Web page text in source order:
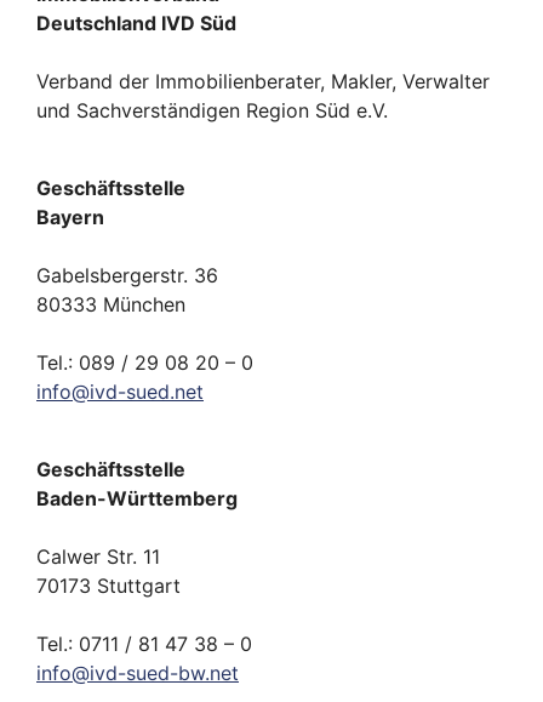
Deutschland IVD Süd
Verband der Immobilienberater, Makler, Verwalter
und Sachverständigen Region Süd e.V.
Geschäftsstelle
Bayern
Gabelsbergerstr. 36
80333 München
Tel.: 089 / 29 08 20 – 0
info@ivd-sued.net
Geschäftsstelle
Baden-Württemberg
Calwer Str. 11
70173 Stuttgart
Tel.: 0711 / 81 47 38 – 0
info@ivd-sued-bw.net